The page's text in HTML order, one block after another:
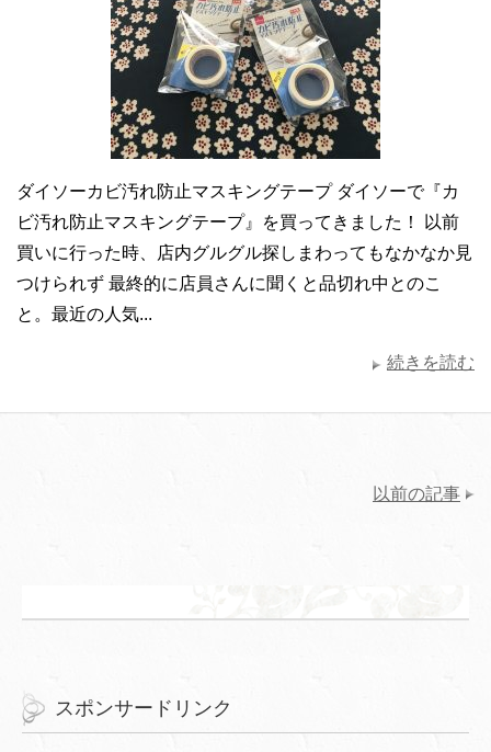
ダイソーカビ汚れ防止マスキングテープ ダイソーで『カ
ビ汚れ防止マスキングテープ』を買ってきました！ 以前
買いに行った時、店内グルグル探しまわってもなかなか見
つけられず 最終的に店員さんに聞くと品切れ中とのこ
と。最近の人気...
続きを読む
以前の記事
スポンサードリンク